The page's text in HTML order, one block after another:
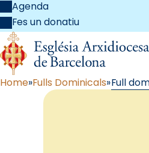
Agenda
Fes un donatiu
Home Fulls Dominicals Full